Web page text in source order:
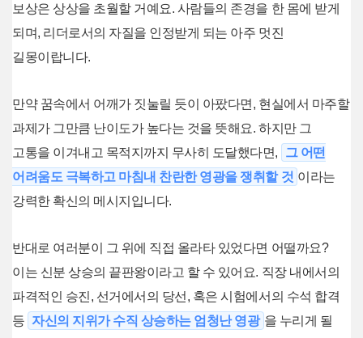
보상은 상상을 초월할 거예요. 사람들의 존경을 한 몸에 받게
되며, 리더로서의 자질을 인정받게 되는 아주 멋진
길몽이랍니다.
만약 꿈속에서 어깨가 짓눌릴 듯이 아팠다면, 현실에서 마주할
과제가 그만큼 난이도가 높다는 것을 뜻해요. 하지만 그
고통을 이겨내고 목적지까지 무사히 도달했다면,
그 어떤
어려움도 극복하고 마침내 찬란한 영광을 쟁취할 것 이라는
강력한 확신의 메시지입니다.
반대로 여러분이 그 위에 직접 올라타 있었다면 어떨까요?
이는 신분 상승의 끝판왕이라고 할 수 있어요. 직장 내에서의
파격적인 승진, 선거에서의 당선, 혹은 시험에서의 수석 합격
등 자신의 지위가 수직 상승하는 엄청난 영광 을 누리게 될